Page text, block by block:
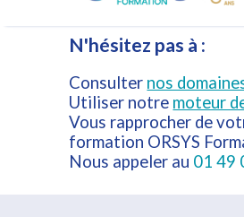
N'hésitez pas à :
Consulter nos
Utiliser notre moteur
Vous rapprocher de
formation ORSYS
Nous appeler au 01 49